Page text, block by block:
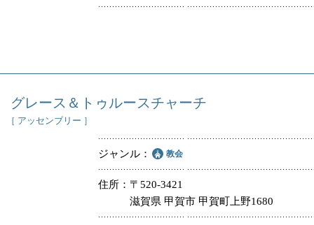
グレース＆トゥルースチャーチ
［ アッセンブリー ］
ジャンル 教会
住所
〒520-3421
滋賀県 甲賀市 甲賀町上野1680